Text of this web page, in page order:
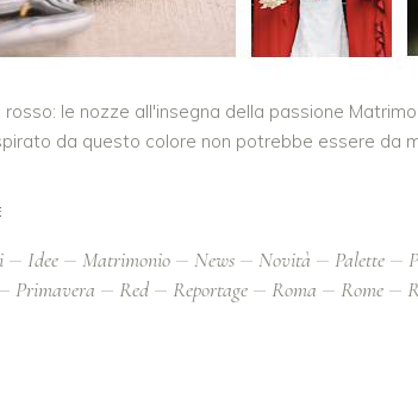
rosso: le nozze all'insegna della passione
da questo colore non potrebbe essere da
Idee Matrimonio News Novità Palette
Primavera Red Reportage Roma Rome